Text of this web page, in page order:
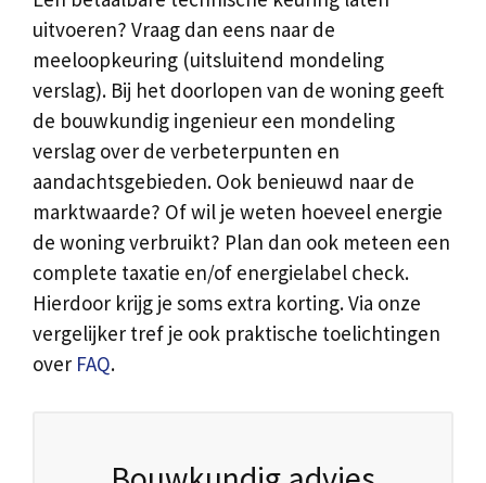
uitvoeren? Vraag dan eens naar de
meeloopkeuring (uitsluitend mondeling
verslag). Bij het doorlopen van de woning geeft
de bouwkundig ingenieur een mondeling
verslag over de verbeterpunten en
aandachtsgebieden. Ook benieuwd naar de
marktwaarde? Of wil je weten hoeveel energie
de woning verbruikt? Plan dan ook meteen een
complete taxatie en/of energielabel check.
Hierdoor krijg je soms extra korting. Via onze
vergelijker tref je ook praktische toelichtingen
over FAQ.